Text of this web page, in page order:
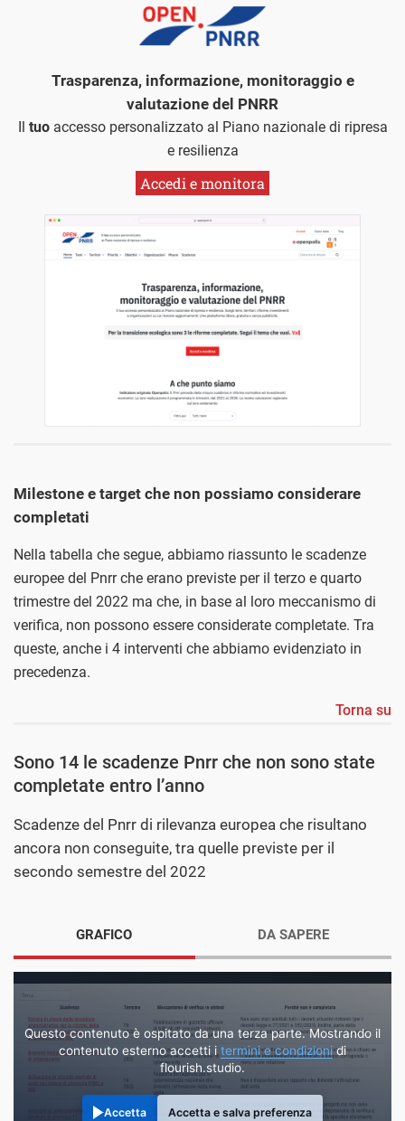
Trasparenza, informazione, monitoraggio e
valutazione del PNRR
Il tuoaccesso personalizzato al Piano nazionale di ripresa
e resilienza
Accedi e monitora
Milestone e target che non possiamo considerare
completati
Nella tabella che segue, abbiamo riassunto le scadenze
europee del Pnrr che erano previste per il terzo e quarto
trimestre del 2022 ma che, in base al loro meccanismo di
verifica, non possono essere considerate completate. Tra
queste, anche i 4 interventi che abbiamo evidenziato in
precedenza.
Torna su
Sono 14 le scadenze Pnrr che non sono state
completate entro l’anno
Scadenze del Pnrr di rilevanza europea che risultano
ancora non conseguite, tra quelle previste per il
secondo semestre del 2022
GRAFICO
Questo contenuto è ospitato da una terza parte. Mostrando il
contenuto esterno accetti i termini e condizionidi
flourish.studio.
Accetta Accetta e salva preferenza
DA SAPERE